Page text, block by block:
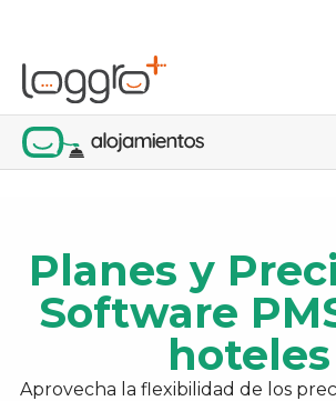
Planes y
Software
hoteles
Aprovecha la flexibilidad de los